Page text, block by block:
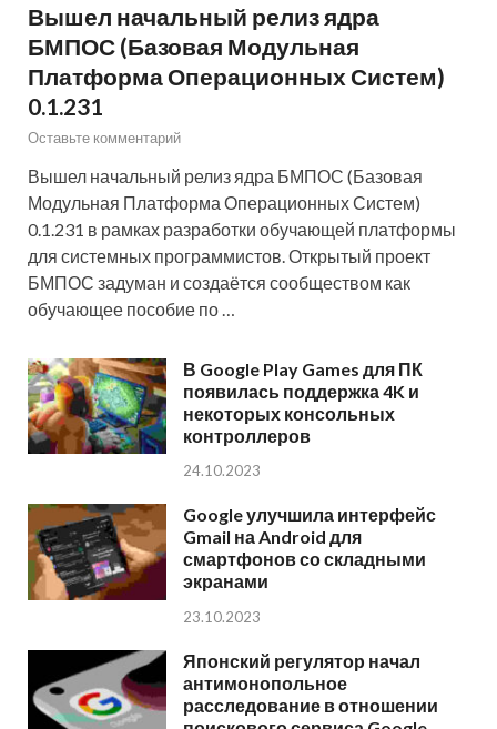
Вышел начальный релиз ядра
БМПОС (Базовая Модульная
Платформа Операционных Систем)
0.1.231
Оставьте комментарий
Вышел начальный релиз ядра БМПОС (Базовая
Модульная Платформа Операционных Систем)
0.1.231 в рамках разработки обучающей платформы
для системных программистов. Открытый проект
БМПОС задуман и создаётся сообществом как
обучающее пособие по …
В Google Play Games для ПК
появилась поддержка 4K и
некоторых консольных
контроллеров
24.10.2023
Google улучшила интерфейс
Gmail на Android для
смартфонов со складными
экранами
23.10.2023
Японский регулятор начал
антимонопольное
расследование в отношении